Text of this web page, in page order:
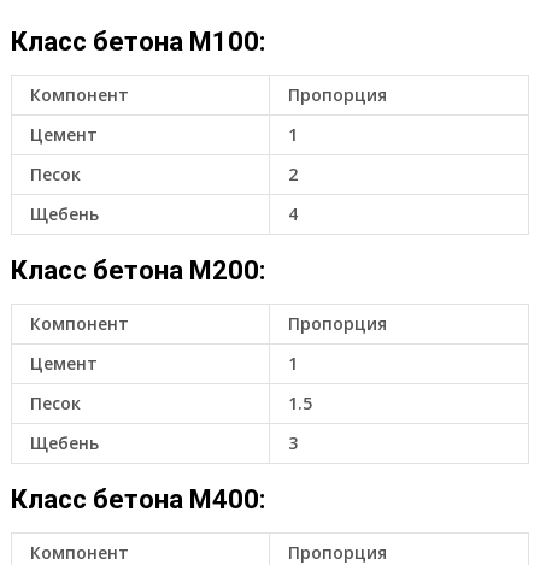
Класс бетона М100:
Компонент
Пропорция
Цемент
1
Песок
2
Щебень
4
Класс бетона М200:
Компонент
Пропорция
Цемент
1
Песок
1.5
Щебень
3
Класс бетона М400:
Компонент
Пропорция